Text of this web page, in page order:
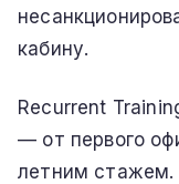
кабину.
Recurrent
— от первого
летним стажем.